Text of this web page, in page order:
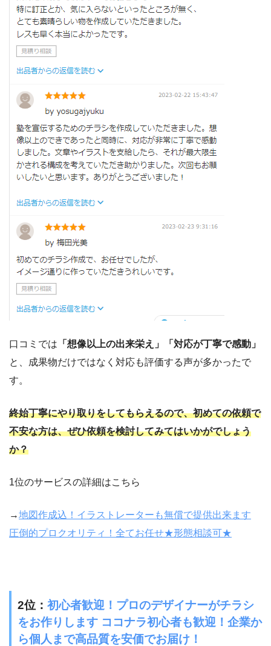
口コミでは 「想像以上の出来栄え」「対応が丁寧で感動」
と、成果物だけではなく対応も評価する声が多かったで
す。
終始丁寧にやり取りをしてもらえるので、初めての依頼で
不安な方は、ぜひ依頼を検討してみてはいかがでしょう
か？
1位のサービスの詳細はこちら
→地図作成込！イラストレーターも無償で提供出来ます
圧倒的プロクオリティ！全てお任せ★形態相談可★
2位： 初心者歓迎！プロのデザイナーがチラシ
をお作りします ココナラ初心者も歓迎！企業か
ら個人まで高品質を安価でお届け！